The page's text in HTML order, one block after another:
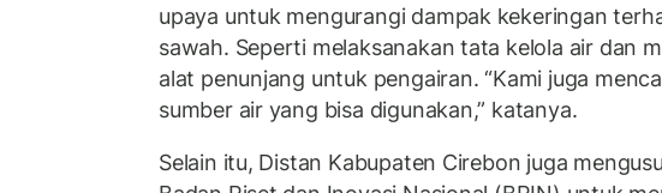
upaya untuk mengurangi dampak kekeringan
sawah. Seperti melaksanakan tata kelola air dan
alat penunjang untuk pengairan. “Kami juga
sumber air yang bisa digunakan,” katanya.
Selain itu, Distan Kabupaten Cirebon juga